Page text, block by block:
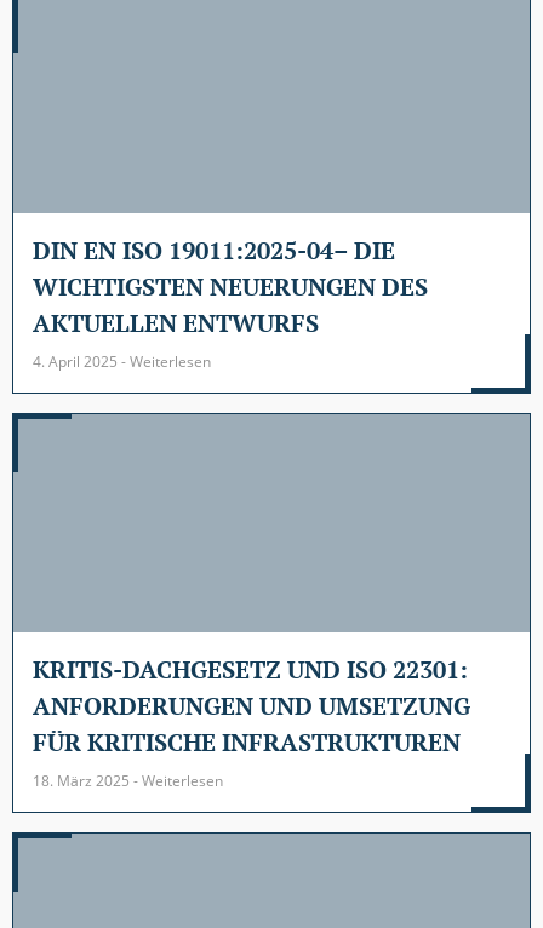
DIN EN ISO 19011:2025-04– DIE
WICHTIGSTEN NEUERUNGEN DES
AKTUELLEN ENTWURFS
4. April 2025 - Weiterlesen
KRITIS-DACHGESETZ UND ISO 22301:
ANFORDERUNGEN UND UMSETZUNG
FÜR KRITISCHE INFRASTRUKTUREN
18. März 2025 - Weiterlesen